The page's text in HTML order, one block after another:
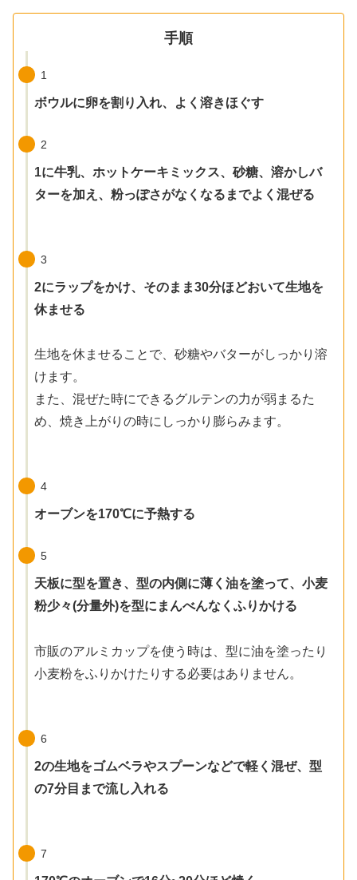
手順
1
ボウルに卵を割り入れ、よく溶きほぐす
2
1に牛乳、ホットケーキミックス、砂糖、溶かしバ
ターを加え、粉っぽさがなくなるまでよく混ぜる
3
2にラップをかけ、そのまま30分ほどおいて生地を
休ませる
生地を休ませることで、砂糖やバターがしっかり溶
けます。
また、混ぜた時にできるグルテンの力が弱まるた
め、焼き上がりの時にしっかり膨らみます。
4
オーブンを170℃に予熱する
5
天板に型を置き、型の内側に薄く油を塗って、小麦
粉少々(分量外)を型にまんべんなくふりかける
市販のアルミカップを使う時は、型に油を塗ったり
小麦粉をふりかけたりする必要はありません。
6
2の生地をゴムベラやスプーンなどで軽く混ぜ、型
の7分目まで流し入れる
7